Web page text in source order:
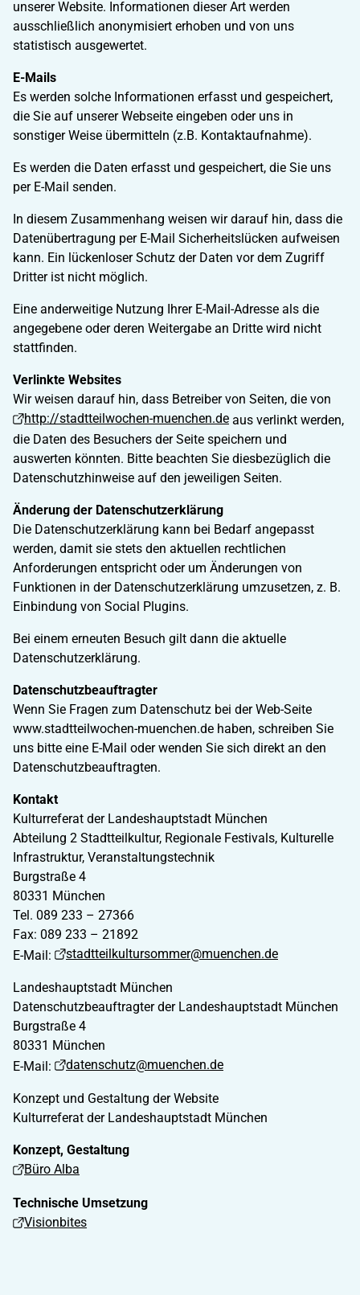
unserer Website. Informationen dieser Art werden
ausschließlich anonymisiert erhoben und von uns
statistisch ausgewertet.
E-Mails
Es werden solche Informationen erfasst und gespeichert,
die Sie auf unserer Webseite eingeben oder uns in
sonstiger Weise übermitteln (z.B. Kontaktaufnahme).
Es werden die Daten erfasst und gespeichert, die Sie uns
per E-Mail senden.
In diesem Zusammenhang weisen wir darauf hin, dass die
Datenübertragung per E-Mail Sicherheitslücken aufweisen
kann. Ein lückenloser Schutz der Daten vor dem Zugriff
Dritter ist nicht möglich.
Eine anderweitige Nutzung Ihrer E-Mail-Adresse als die
angegebene oder deren Weitergabe an Dritte wird nicht
stattfinden.
Verlinkte Websites
Wir weisen darauf hin, dass Betreiber von Seiten, die von
http://stadtteilwochen-muenchen.de aus verlinkt werden,
die Daten des Besuchers der Seite speichern und
auswerten könnten. Bitte beachten Sie diesbezüglich die
Datenschutzhinweise auf den jeweiligen Seiten.
Änderung der Datenschutzerklärung
Die Datenschutzerklärung kann bei Bedarf angepasst
werden, damit sie stets den aktuellen rechtlichen
Anforderungen entspricht oder um Änderungen von
Funktionen in der Datenschutzerklärung umzusetzen, z. B.
Einbindung von Social Plugins.
Bei einem erneuten Besuch gilt dann die aktuelle
Datenschutzerklärung.
Datenschutzbeauftragter
Wenn Sie Fragen zum Datenschutz bei der Web-Seite
www.stadtteilwochen-muenchen.de haben, schreiben Sie
uns bitte eine E-Mail oder wenden Sie sich direkt an den
Datenschutzbeauftragten.
Kontakt
Kulturreferat der Landeshauptstadt München
Abteilung 2 Stadtteilkultur, Regionale Festivals, Kulturelle
Infrastruktur, Veranstaltungstechnik
Burgstraße 4
80331 München
Tel. 089 233 – 27366
Fax: 089 233 – 21892
E-Mail:
stadtteilkultursommer@muenchen.de
Landeshauptstadt München
Datenschutzbeauftragter der Landeshauptstadt München
Burgstraße 4
80331 München
E-Mail:
datenschutz@muenchen.de
Konzept und Gestaltung der Website
Kulturreferat der Landeshauptstadt München
Konzept, Gestaltung
Büro Alba
Technische Umsetzung
Visionbites